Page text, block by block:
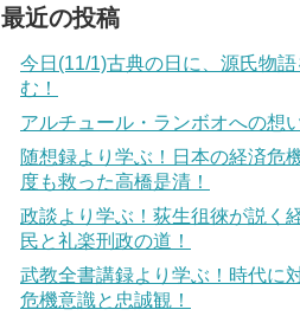
最近の投稿
今日(11/1)古典の日に、源氏物語
む！
アルチュール・ランボオへの想
随想録より学ぶ！日本の経済危
度も救った高橋是清！
政談より学ぶ！荻生徂徠が説く
民と礼楽刑政の道！
武教全書講録より学ぶ！時代に
危機意識と忠誠観！